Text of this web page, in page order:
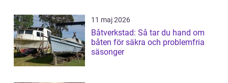
11 maj 2026
Båtverkstad: Så tar du hand om
båten för säkra och problemfria
säsonger